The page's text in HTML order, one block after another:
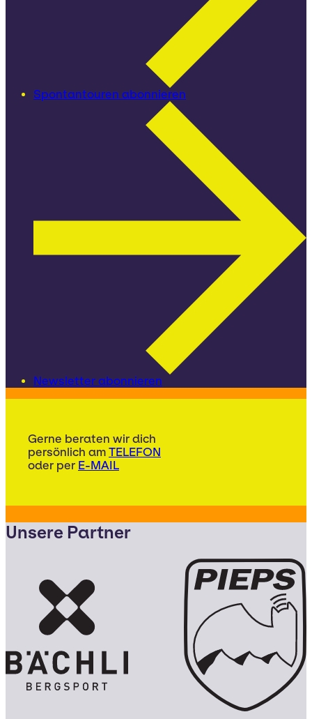
Spontantouren abonnieren
Newsletter abonnieren
Gerne beraten wir dich
persönlich am TELEFON
oder per E-MAIL
Unsere Partner